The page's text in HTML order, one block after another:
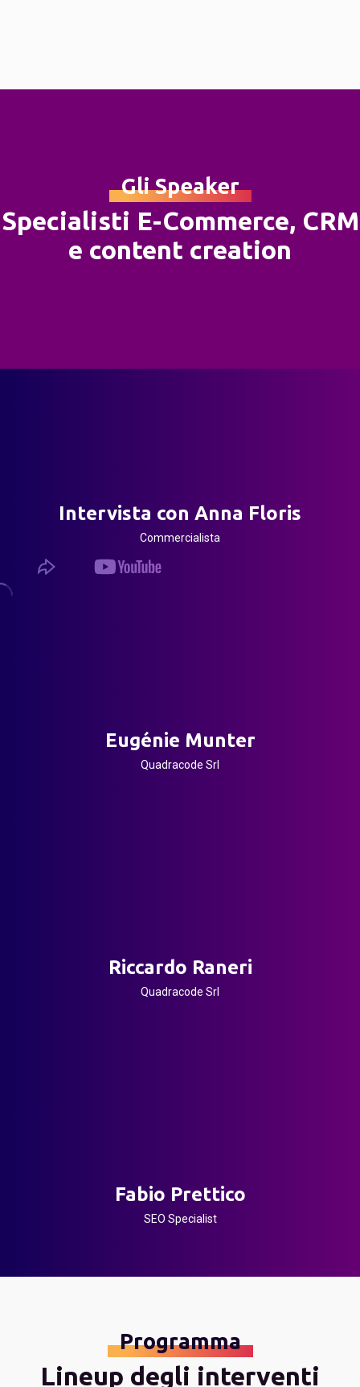
Gli Speaker
Specialisti E-Commerce, CRM
e content creation
Intervista con Anna Floris
Commercialista
Eugénie Munter
Quadracode Srl
Riccardo Raneri
Quadracode Srl
Fabio Prettico
SEO Specialist
Programma
Lineup degli interventi